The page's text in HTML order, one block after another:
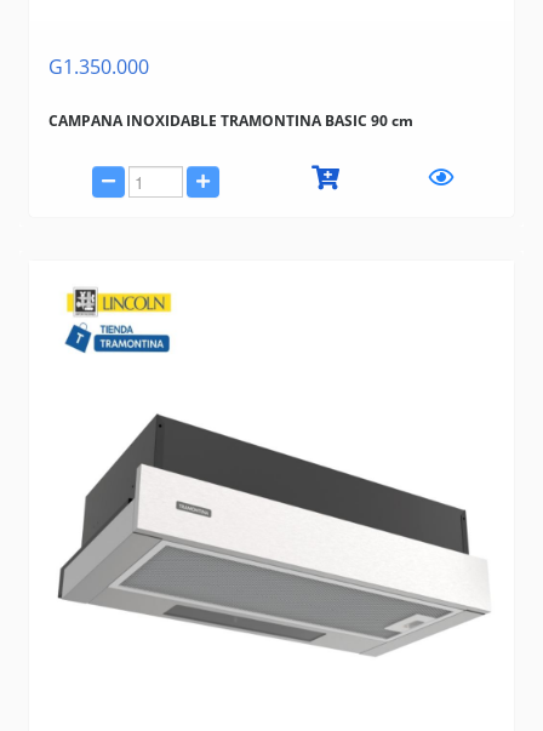
G1.350.000
CAMPANA INOXIDABLE TRAMONTINA BASIC 90 cm